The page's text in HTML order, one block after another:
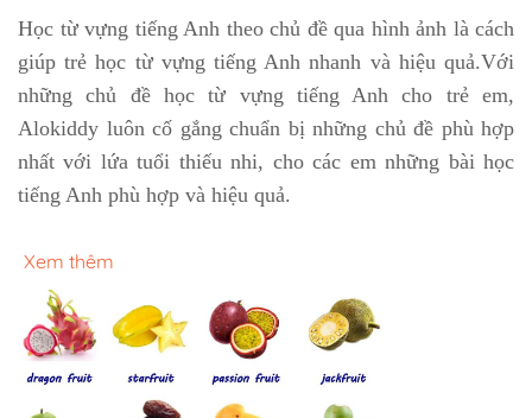
Học từ vựng tiếng Anh theo chủ đề qua hình ảnh là cách
giúp trẻ học từ vựng tiếng Anh nhanh và hiệu quả.Với
những chủ đề học từ vựng tiếng Anh cho trẻ em,
Alokiddy luôn cố gắng chuẩn bị những chủ đề phù hợp
nhất với lứa tuổi thiếu nhi, cho các em những bài học
tiếng Anh phù hợp và hiệu quả.
Xem thêm